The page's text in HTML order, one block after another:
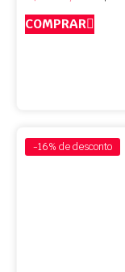
COMPRAR
-16% de desconto